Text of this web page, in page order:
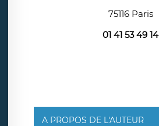
75116 Paris
01 41 53 49 14
A PROPOS DE L'AUTEUR